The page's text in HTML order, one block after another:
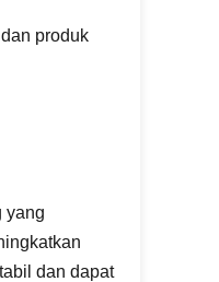
produk
yang
dan dapat